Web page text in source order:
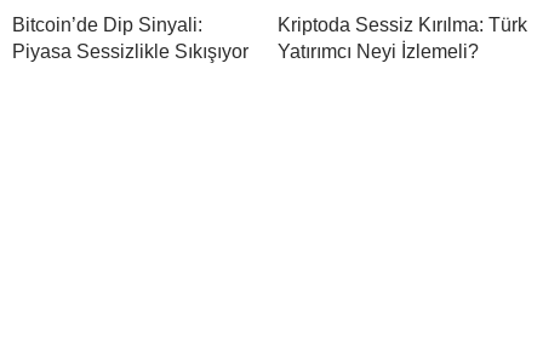
Bitcoin’de Dip Sinyali:
Piyasa Sessizlikle Sıkışıyor
Kriptoda Sessiz Kırılma: Türk
Yatırımcı Neyi İzlemeli?